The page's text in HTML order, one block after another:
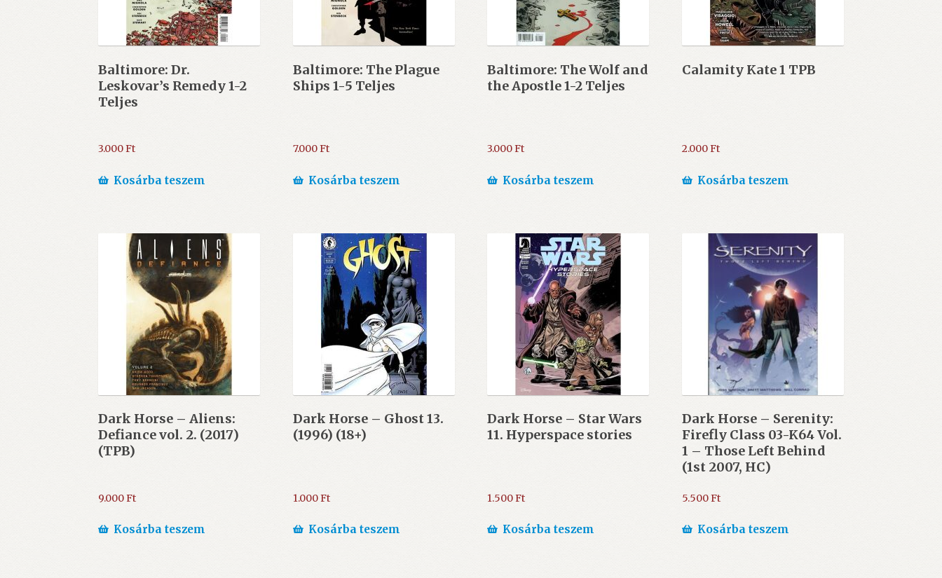
Baltimore: Dr.
Leskovar’s Remedy 1-2
Teljes
3.000Ft
Kosárba teszem
Baltimore: The Plague
Ships 1-5 Teljes
7.000Ft
Kosárba teszem
Baltimore: The Wolf and
the Apostle 1-2 Teljes
3.000Ft
Kosárba teszem
Calamity Kate 1 TPB
2.000Ft
Kosárba teszem
Dark Horse – Aliens:
Defiance vol. 2. (2017)
(TPB)
9.000Ft
Kosárba teszem
Dark Horse – Ghost 13.
(1996) (18+)
1.000Ft
Kosárba teszem
Dark Horse – Star Wars
11. Hyperspace stories
1.500Ft
Kosárba teszem
Dark Horse – Serenity:
Firefly Class 03-K64 Vol.
1 – Those Left Behind
(1st 2007, HC)
5.500Ft
Kosárba teszem